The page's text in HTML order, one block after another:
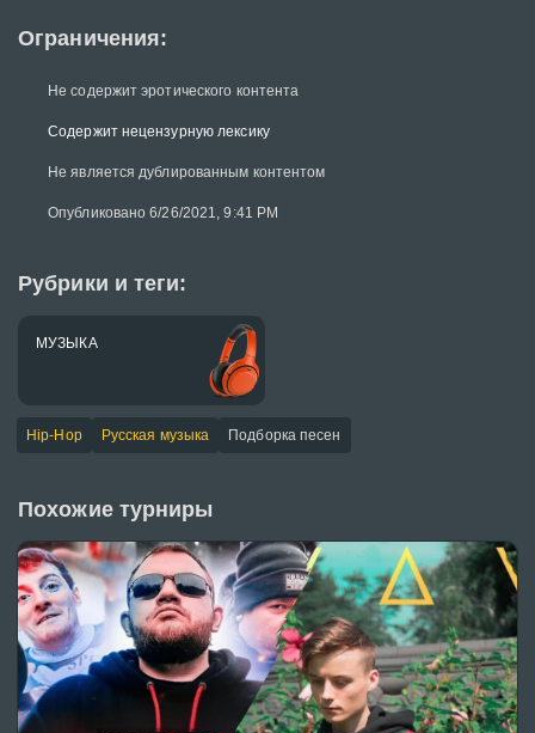
Ограничения:
Не содержит эротического контента
Содержит нецензурную лексику
Не является дублированным контентом
Опубликовано 6/26/2021, 9:41 PM
Рубрики и теги:
МУЗЫКА
Hip-Hop Русская музыка Подборка песен
Похожие турниры